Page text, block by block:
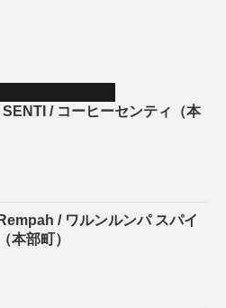
/ コーヒーセンティ（本
/ ワルンルンパ スパイ
本部町）